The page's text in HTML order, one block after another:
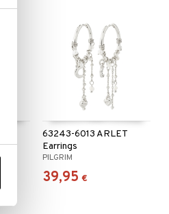
63243-6013 ARLET
Earrings
PILGRIM
39,95 €